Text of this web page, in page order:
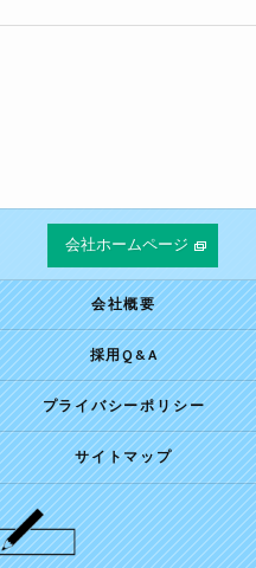
会社ホームページ
会社概要
採用Q&A
プライバシーポリシー
サイトマップ